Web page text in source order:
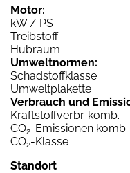
Motor:
kW / PS
Treibstoff
Hubraum
Umweltnormen:
Schadstoffklasse
Umweltplakette
Verbrauch und
Kraftstoffverbr. komb.
CO2-Emissionen komb.
CO2-Klasse
Standort